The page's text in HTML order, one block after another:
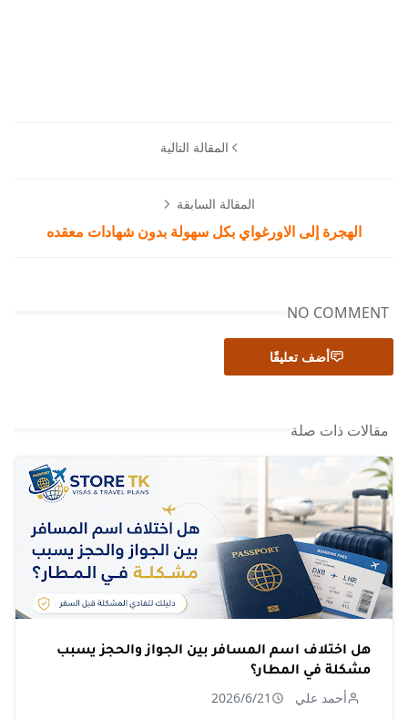
المقالة التالية
المقالة السابقة
الهجرة إلى الاورغواي بكل سهولة بدون شهادات معقده
NO COMMENT
أضف تعليقًا
مقالات ذات صلة
هل اختلاف اسم المسافر بين الجواز والحجز يسبب
مشكلة في المطار؟
أحمد علي 2026/6/21